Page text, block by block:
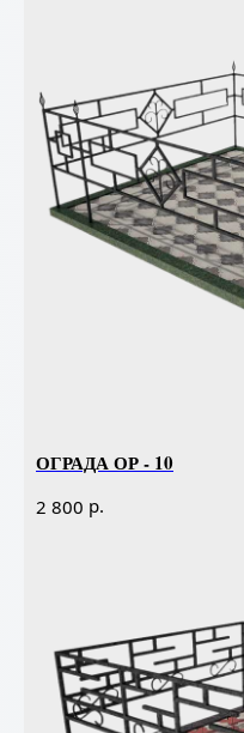
ОГРАДА ОР - 10
2 800 р.